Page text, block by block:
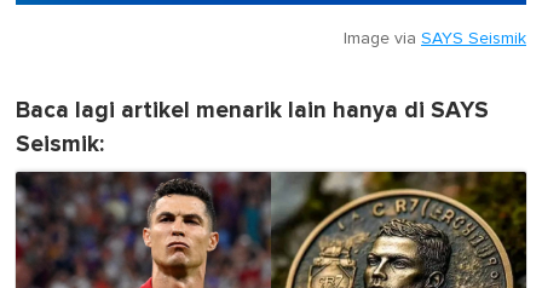
Image via SAYS Seismik
Baca lagi artikel menarik lain hanya di SAYS
Seismik: